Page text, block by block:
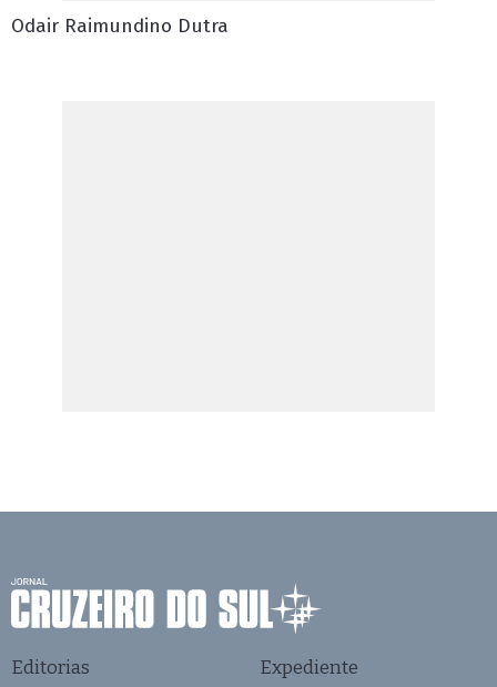
Odair Raimundino Dutra
Editorias Expediente